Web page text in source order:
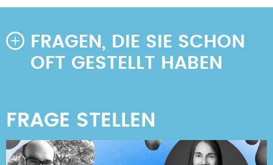
FRAGEN, DIE SIE SCHON
OFT GESTELLT HABEN